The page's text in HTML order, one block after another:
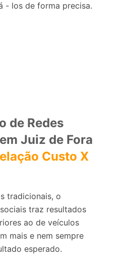
- los de forma precisa.
de Redes
Juiz de Fora
Custo X
tradicionais, o
traz resultados
ao de veículos
mais e nem sempre
esperado.